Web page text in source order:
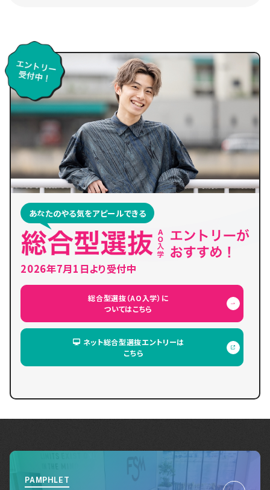
あなたのやる気をアピールできる
2026年7月1日より受付中
総合型選抜（AO入学）に
ついてはこちら
ネット総合型選抜エントリーは
こちら
PAMPHLET